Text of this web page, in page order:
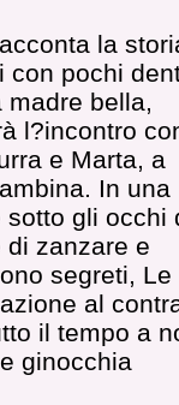
la
con pochi
madre bella,
l?incontro
e Marta, a
In una
sotto gli occhi
zanzare e
segreti, Le
al
il tempo a
ginocchia